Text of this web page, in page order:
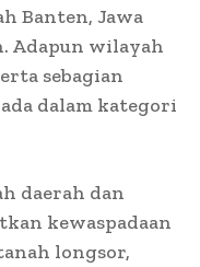
Banten, Jawa
Adapun wilayah
sebagian
dalam kategori
daerah dan
kewaspadaan
longsor,